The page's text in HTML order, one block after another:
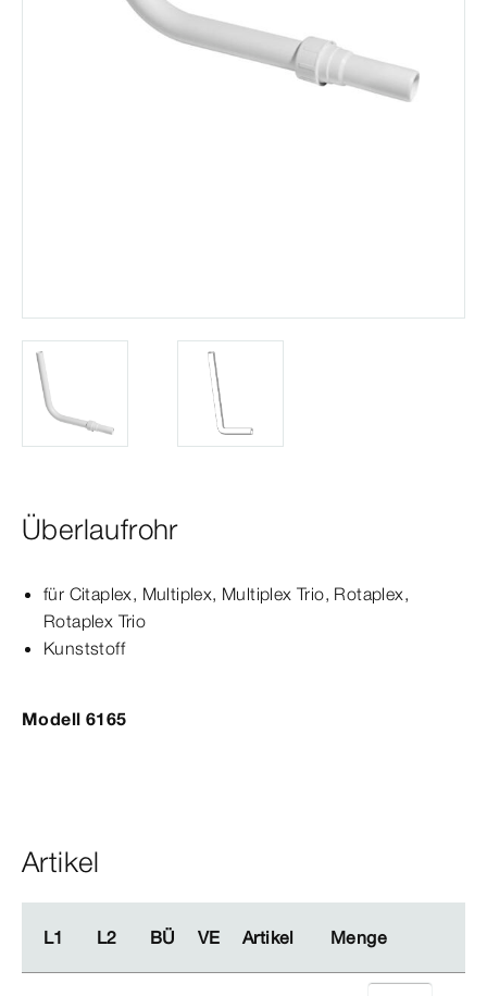
Überlaufrohr
für Citaplex, Multiplex, Multiplex Trio, Rotaplex,
Rotaplex Trio
Kunststoff
Modell 6165
Artikel
L1 L2 BÜ VE Artikel Menge
L1 L2 BÜ VE Artikel Menge